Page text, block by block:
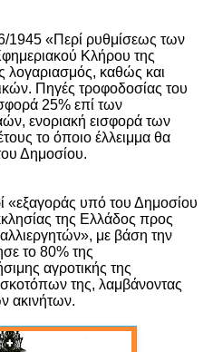
1945 «Περί ρυθμίσεως των
Κλήρου της
λογαριασμός, καθώς και
Πηγές τροφοδοσίας του
25% επί των
ενοριακή εισφορά των
το όποιο έλλειμμα θα
Δημοσίου.
υπό του Δημοσίου
της Ελλάδος προς
με βάση την
το 80% της
αγροτικής της
της, λαμβάνοντας
ακινήτων.